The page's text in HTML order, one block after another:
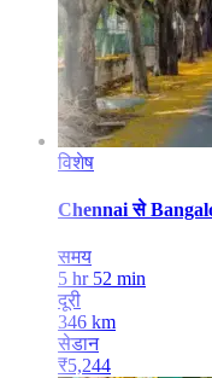
विशेष
Chennai से
समय
5 hr 52 min
दूरी
346 km
सेडान
₹5,244